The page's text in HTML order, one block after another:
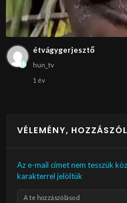
étvágygerjesztő
hun_tv
1 év
VÉLEMÉNY,
Az e-mail címet nem tesszük
karakterrel jelöltük
A te hozzászólásod